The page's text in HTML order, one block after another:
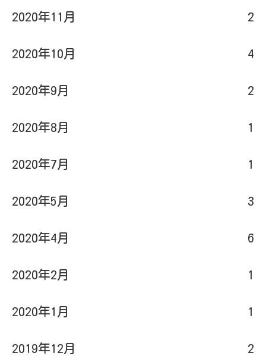
2020年11月 2
2020年10月 4
2020年9月 2
2020年8月 1
2020年7月 1
2020年5月 3
2020年4月 6
2020年2月 1
2020年1月 1
2019年12月 2